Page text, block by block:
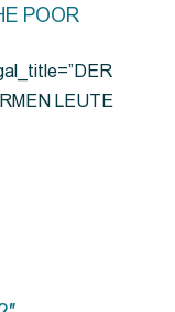
POOR
LEUTE